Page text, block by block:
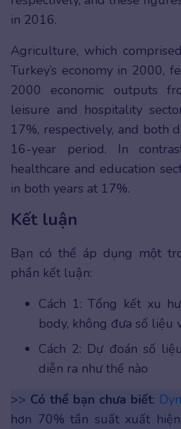
in 2016.
Agriculture, which
Turkey’s economy in 2000,
2000 economic outputs
leisure and hospitality
17%, respectively, and both
16-year period. In
healthcare and education
in both years at 17%.
Kết luận
Bạn có thể áp dụng một
phần kết luận:
Cách 1: Tổng kết xu
body, không đưa số liệu
Cách 2: Dự đoán số
diễn ra như thế nào
>> Có thể bạn chưa biết:
hơn 70% tần suất xuất